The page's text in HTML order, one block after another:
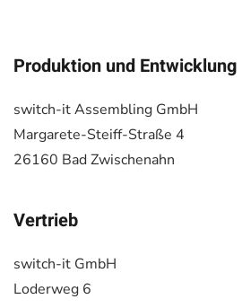
Produktion und Entwicklung
switch-it Assembling GmbH
Margarete-Steiff-Straße 4
26160 Bad Zwischenahn
Vertrieb
switch-it GmbH
Loderweg 6